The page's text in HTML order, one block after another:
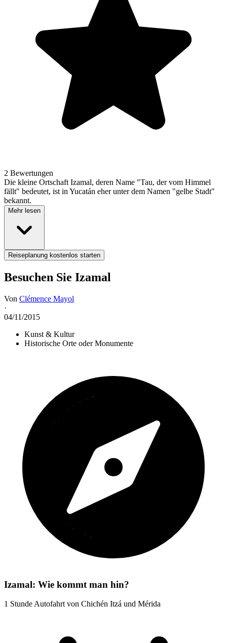
2 Bewertungen
Die kleine Ortschaft Izamal, deren Name "Tau, der vom Himmel
fällt" bedeutet, ist in Yucatán eher unter dem Namen "gelbe Stadt"
bekannt.
Mehr lesen
Reiseplanung kostenlos starten
Besuchen Sie Izamal
Von Clémence Mayol
·
04/11/2015
Kunst & Kultur
Historische Orte oder Monumente
Izamal: Wie kommt man hin?
1 Stunde Autofahrt von Chichén Itzá und Mérida